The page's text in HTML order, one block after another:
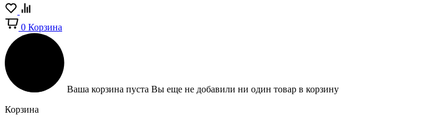
0 Корзина
Ваша корзина пуста Вы еще не добавили ни один товар в корзину
Корзина